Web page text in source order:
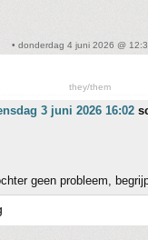
• donderdag 4 juni 2026 @
they/them
3 juni 2026 16:02
geen probleem,